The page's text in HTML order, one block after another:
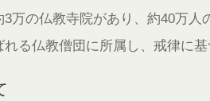
万の仏教寺院があり、約40万
れる仏教僧団に所属し、戒律に